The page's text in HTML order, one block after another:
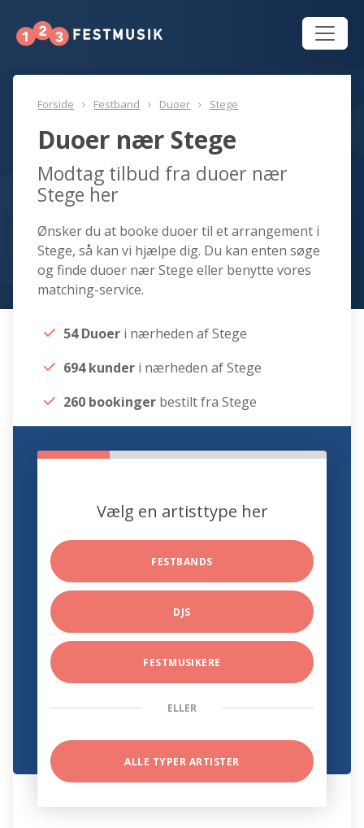
Forside Festband Duoer Stege
Duoer nær Stege
Modtag tilbud fra duoer nær
Stege her
Ønsker du at booke duoer til et arrangement i
Stege, så kan vi hjælpe dig. Du kan enten søge
og finde duoer nær Stege eller benytte vores
matching-service.
54 Duoer i nærheden af Stege
694 kunder i nærheden af Stege
260 bookinger bestilt fra Stege
Vælg en artisttype her
FESTBANDS
DJS
FESTMUSIKERE
ELLER
ALLE TYPER ARTISTER